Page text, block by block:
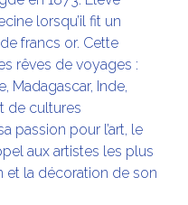
lorsqu’il fit un
francs or. Cette
rêves de voyages :
Madagascar, Inde,
de cultures
passion pour l’art, le
aux artistes les plus
et la décoration de son